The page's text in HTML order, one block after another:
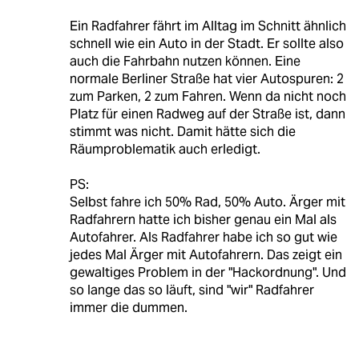
Ein Radfahrer fährt im Alltag im Schnitt ähnlich
schnell wie ein Auto in der Stadt. Er sollte also
auch die Fahrbahn nutzen können. Eine
normale Berliner Straße hat vier Autospuren: 2
zum Parken, 2 zum Fahren. Wenn da nicht noch
Platz für einen Radweg auf der Straße ist, dann
stimmt was nicht. Damit hätte sich die
Räumproblematik auch erledigt.
PS:
Selbst fahre ich 50% Rad, 50% Auto. Ärger mit
Radfahrern hatte ich bisher genau ein Mal als
Autofahrer. Als Radfahrer habe ich so gut wie
jedes Mal Ärger mit Autofahrern. Das zeigt ein
gewaltiges Problem in der "Hackordnung". Und
so lange das so läuft, sind "wir" Radfahrer
immer die dummen.